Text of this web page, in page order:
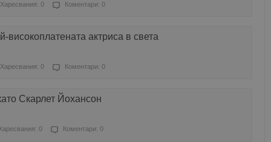
Харесвания: 0 Коментари: 0
високоплатената актриса в света
Харесвания: 0 Коментари: 0
Скарлет Йохансон
0 Коментари: 0